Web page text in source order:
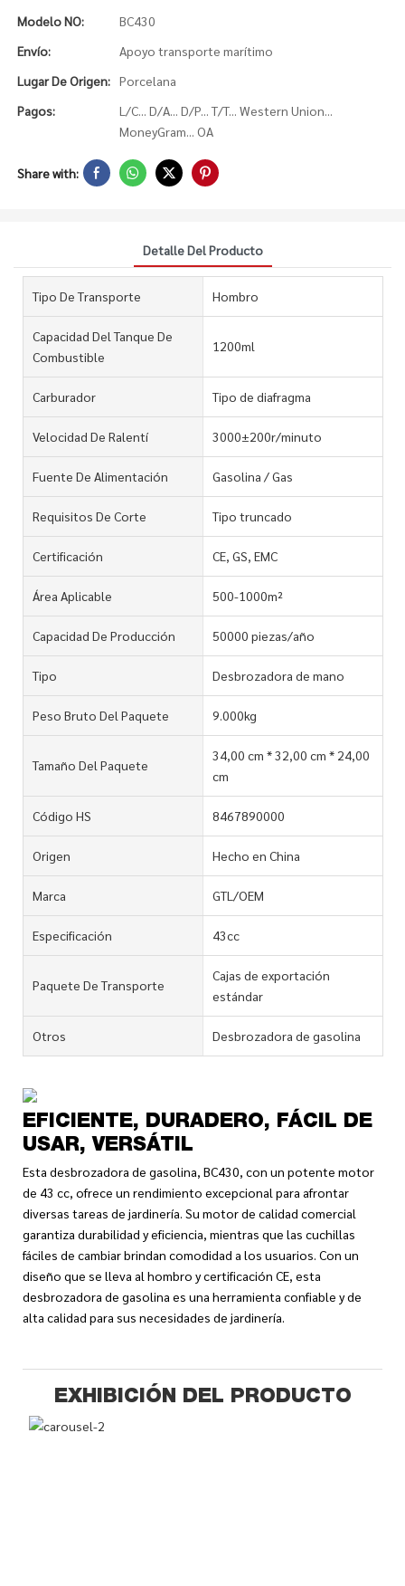
Modelo NO:
BC430
Envío:
Apoyo transporte marítimo
Lugar De Origen: Porcelana
Pagos:
L/C... D/A... D/P... T/T... Western Union...
MoneyGram... OA
Share with:
Detalle Del Producto
Tipo De Transporte Hombro
Capacidad Del Tanque De
Combustible
1200ml
Carburador Tipo de diafragma
Velocidad De Ralentí 3000±200r/minuto
Fuente De Alimentación Gasolina / Gas
Requisitos De Corte Tipo truncado
Certificación CE, GS, EMC
Área Aplicable 500-1000m²
Capacidad De Producción 50000 piezas/año
Tipo Desbrozadora de mano
Peso Bruto Del Paquete 9.000kg
Tamaño Del Paquete
34,00 cm * 32,00 cm * 24,00
cm
Código HS 8467890000
Origen Hecho en China
Marca GTL/OEM
Especificación 43cc
Paquete De Transporte
Cajas de exportación
estándar
Otros Desbrozadora de gasolina
EFICIENTE, DURADERO, FÁCIL DE
USAR, VERSÁTIL
Esta desbrozadora de gasolina, BC430, con un potente motor
de 43 cc, ofrece un rendimiento excepcional para afrontar
diversas tareas de jardinería. Su motor de calidad comercial
garantiza durabilidad y eficiencia, mientras que las cuchillas
fáciles de cambiar brindan comodidad a los usuarios. Con un
diseño que se lleva al hombro y certificación CE, esta
desbrozadora de gasolina es una herramienta confiable y de
alta calidad para sus necesidades de jardinería.
EXHIBICIÓN DEL PRODUCTO